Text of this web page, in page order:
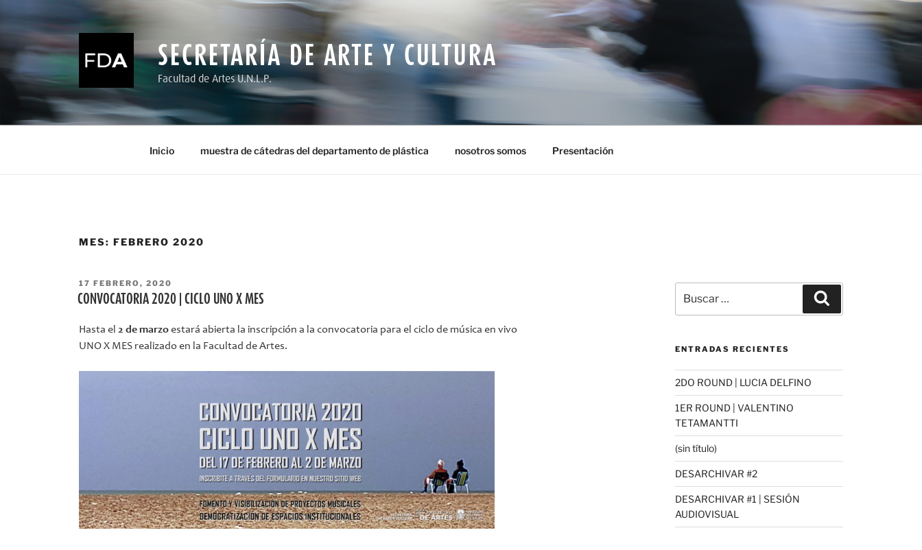
contenido
SECRETARÍA DE ARTE Y CULTURA
Facultad de Artes U.N.L.P.
Inicio muestra de cátedras del departamento de plástica nosotros somos Presentación
MES:FEBRERO 2020
PUBLICADO
EL
17 FEBRERO, 2020
CONVOCATORIA 2020 | CICLO UNO X MES
Hasta el2 de marzoestará abierta la inscripción a la convocatoria para el ciclo de música en vivo
UNO X MES realizado en la Facultad de Artes.
por:
ENTRADAS RECIENTES
2DO ROUND | LUCIA DELFINO
1ER ROUND | VALENTINO
TETAMANTTI
(sin título)
DESARCHIVAR #2
DESARCHIVAR #1 | SESIÓN
AUDIOVISUAL